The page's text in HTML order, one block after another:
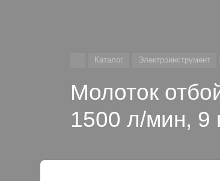
Каталог Электроинструмент
Молоток
1500 л/мин, 9